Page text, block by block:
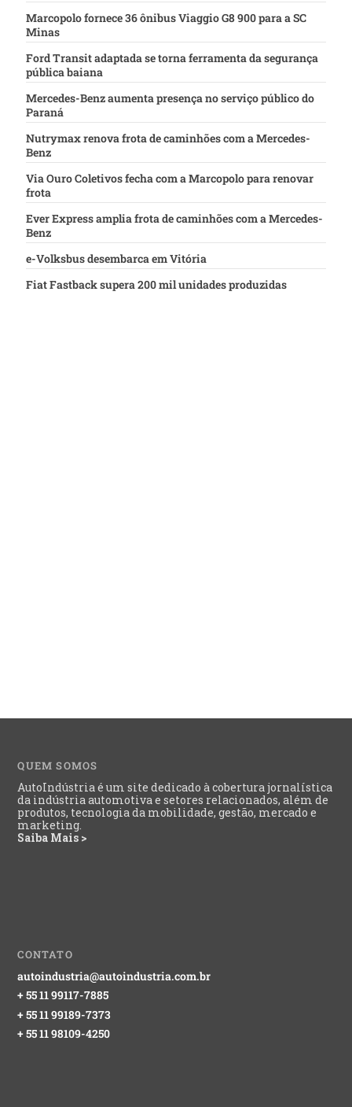
Marcopolo fornece 36 ônibus Viaggio G8 900 para a SC
Minas
Ford Transit adaptada se torna ferramenta da segurança
pública baiana
Mercedes-Benz aumenta presença no serviço público do
Paraná
Nutrymax renova frota de caminhões com a Mercedes-
Benz
Via Ouro Coletivos fecha com a Marcopolo para renovar
frota
Ever Express amplia frota de caminhões com a Mercedes-
Benz
e-Volksbus desembarca em Vitória
Fiat Fastback supera 200 mil unidades produzidas
QUEM SOMOS
AutoIndústria é um site dedicado à cobertura jornalística
da indústria automotiva e setores relacionados, além de
produtos, tecnologia da mobilidade, gestão, mercado e
marketing.
Saiba Mais >
CONTATO
autoindustria@autoindustria.com.br
+ 55 11 99117-7885
+ 55 11 99189-7373
+ 55 11 98109-4250